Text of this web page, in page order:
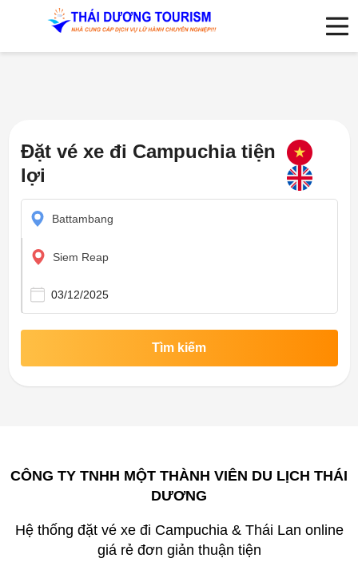
Đặt vé xe đi Campuchia tiện
lợi
Battambang
Siem Reap
Tìm kiếm
CÔNG TY TNHH MỘT THÀNH VIÊN DU LỊCH THÁI
DƯƠNG
Hệ thống đặt vé xe đi Campuchia & Thái Lan online
giá rẻ đơn giản thuận tiện